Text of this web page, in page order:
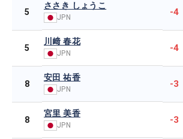
5
ささき しょうこ
JPN -4
5
川﨑 春花
JPN -4
8
安田 祐香
JPN -3
8
宮里 美香
JPN -3